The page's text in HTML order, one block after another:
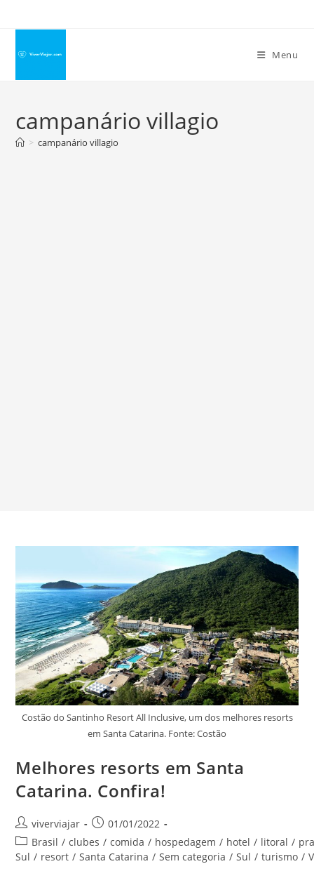
conteúdo
Menu
campanário villagio
> campanário villagio
Costão do Santinho Resort All Inclusive, um dos melhores resorts
em Santa Catarina. Fonte: Costão
Melhores resorts em Santa
Catarina. Confira!
Autor
do
post:
viverviajar
Post
publicado:
01/01/2022
Categoria
do
Brasil / clubes / comida / hospedagem / hotel / litoral /
Sul / resort / Santa Catarina / Sem categoria / Sul / turismo /